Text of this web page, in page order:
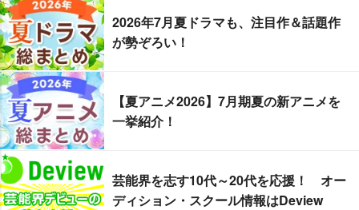
2026年7月夏ドラマも、注目作＆話題作
が勢ぞろい！
【夏アニメ2026】7月期夏の新アニメを
一挙紹介！
芸能界を志す10代～20代を応援！ オー
ディション・スクール情報はDeview